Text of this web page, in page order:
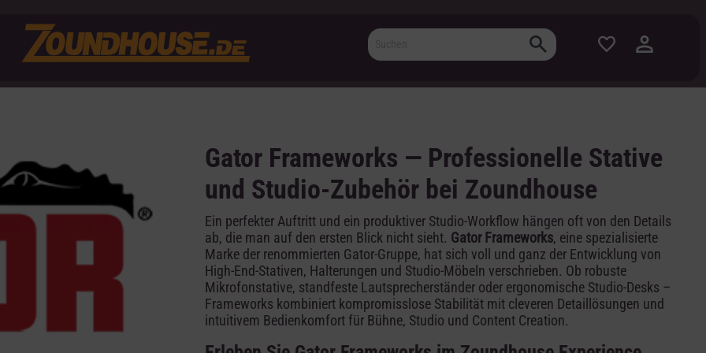
Gator Frameworks — Professionelle Stative
und Studio-Zubehör bei Zoundhouse
Ein perfekter Auftritt und ein produktiver Studio-Workflow hängen oft von den Details
ab, die man auf den ersten Blick nicht sieht. Gator Frameworks, eine spezialisierte
Marke der renommierten Gator-Gruppe, hat sich voll und ganz der Entwicklung von
High-End-Stativen, Halterungen und Studio-Möbeln verschrieben. Ob robuste
Mikrofonstative, standfeste Lautsprecherständer oder ergonomische Studio-Desks –
Frameworks kombiniert kompromisslose Stabilität mit cleveren Detaillösungen und
intuitivem Bedienkomfort für Bühne, Studio und Content Creation.